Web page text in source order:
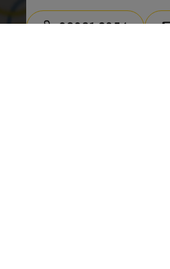
09091 2854